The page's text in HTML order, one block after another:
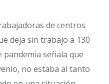
de centros
deja sin trabajo a 130
señala que
no estaba al tanto